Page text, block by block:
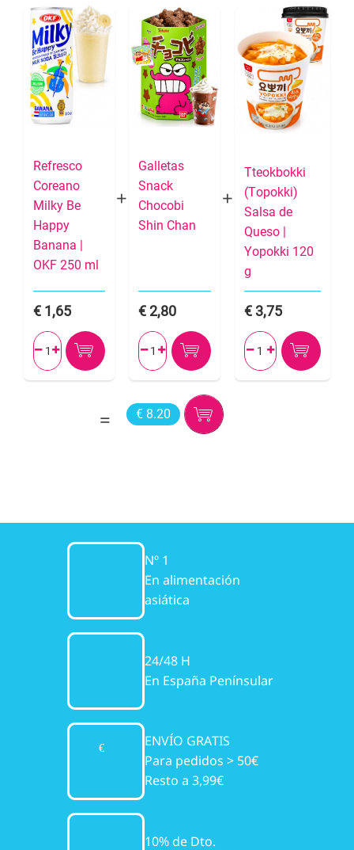
Refresco
Coreano
Milky Be
Happy
Banana |
OKF 250 ml
1,65
 
Galletas
Snack
Chocobi
Shin Chan
2,80
 
Tteokbokki
(Topokki)
Salsa de
Queso |
Yopokki 120
g
3,75
 
€ 8.20
Nº 1
En alimentación
asiática
24/48 H
En España Penínsular
ENVÍO GRATIS
Para pedidos > 50€
Resto a 3,99€
10% de Dto.